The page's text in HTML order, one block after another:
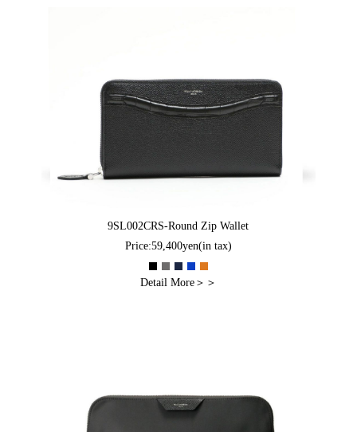
9SL002CRS-Round Zip Wallet
Price:59,400yen(in tax)
Detail More＞＞